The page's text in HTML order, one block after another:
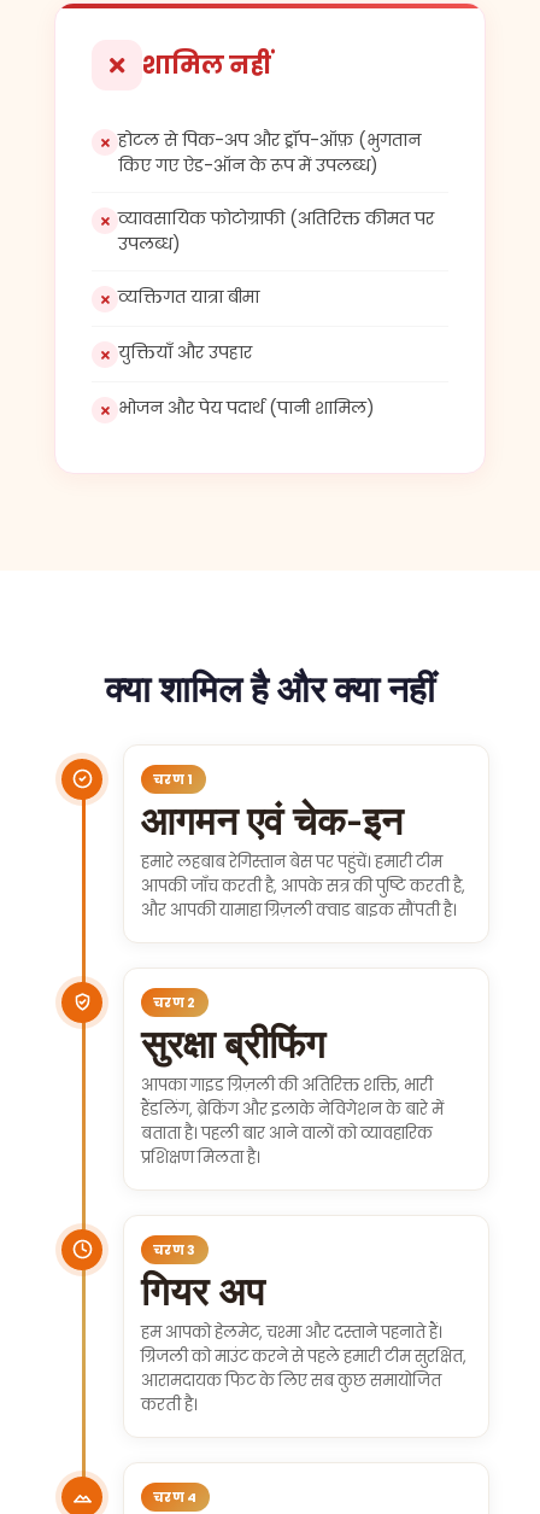
शामिल नहीं
होटल से पिक-अप और ड्रॉप-ऑफ़ (भुगतान
किए गए ऐड-ऑन के रूप में उपलब्ध)
व्यावसायिक फोटोग्राफी (अतिरिक्त कीमत पर
उपलब्ध)
व्यक्तिगत यात्रा बीमा
युक्तियाँ और उपहार
भोजन और पेय पदार्थ (पानी शामिल)
क्या शामिल है और क्या नहीं
चरण 1
आगमन एवं चेक-इन
हमारे लहबाब रेगिस्तान बेस पर पहुंचें। हमारी टीम
आपकी जाँच करती है, आपके सत्र की पुष्टि करती है,
और आपकी यामाहा ग्रिज़ली क्वाड बाइक सौंपती है।
चरण 2
सुरक्षा ब्रीफिंग
आपका गाइड ग्रिज़ली की अतिरिक्त शक्ति, भारी
हैंडलिंग, ब्रेकिंग और इलाके नेविगेशन के बारे में
बताता है। पहली बार आने वालों को व्यावहारिक
प्रशिक्षण मिलता है।
चरण 3
गियर अप
हम आपको हेलमेट, चश्मा और दस्ताने पहनाते हैं।
ग्रिजली को माउंट करने से पहले हमारी टीम सुरक्षित,
आरामदायक फिट के लिए सब कुछ समायोजित
करती है।
चरण 4